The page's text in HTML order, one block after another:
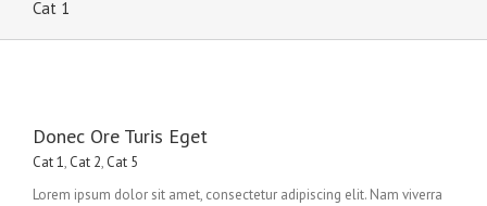
Cat 1
Donec Ore Turis Eget
Cat 1, Cat 2, Cat 5
Lorem ipsum dolor sit amet, consectetur adipiscing elit. Nam viverra